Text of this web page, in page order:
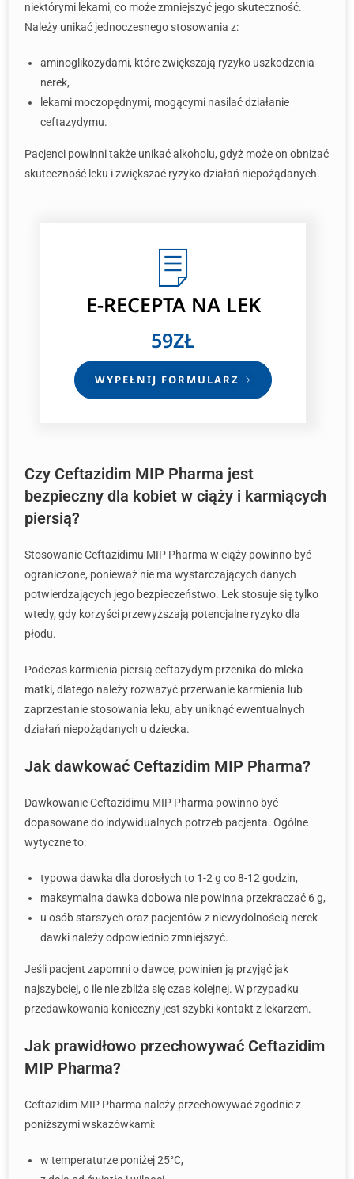
niektórymi lekami, co może zmniejszyć jego skuteczność.
Należy unikać jednoczesnego stosowania z:
aminoglikozydami, które zwiększają ryzyko uszkodzenia
nerek,
lekami moczopędnymi, mogącymi nasilać działanie
ceftazydymu.
Pacjenci powinni także unikać alkoholu, gdyż może on obniżać
skuteczność leku i zwiększać ryzyko działań niepożądanych.
E-RECEPTA NA LEK
59ZŁ
WYPEŁNIJ FORMULARZ
Czy Ceftazidim MIP Pharma jest
bezpieczny dla kobiet w ciąży i karmiących
piersią?
Stosowanie Ceftazidimu MIP Pharma w ciąży powinno być
ograniczone, ponieważ nie ma wystarczających danych
potwierdzających jego bezpieczeństwo. Lek stosuje się tylko
wtedy, gdy korzyści przewyższają potencjalne ryzyko dla
płodu.
Podczas karmienia piersią ceftazydym przenika do mleka
matki, dlatego należy rozważyć przerwanie karmienia lub
zaprzestanie stosowania leku, aby uniknąć ewentualnych
działań niepożądanych u dziecka.
Jak dawkować Ceftazidim MIP Pharma?
Dawkowanie Ceftazidimu MIP Pharma powinno być
dopasowane do indywidualnych potrzeb pacjenta. Ogólne
wytyczne to:
typowa dawka dla dorosłych to 1-2 g co 8-12 godzin,
maksymalna dawka dobowa nie powinna przekraczać 6 g,
u osób starszych oraz pacjentów z niewydolnością nerek
dawki należy odpowiednio zmniejszyć.
Jeśli pacjent zapomni o dawce, powinien ją przyjąć jak
najszybciej, o ile nie zbliża się czas kolejnej. W przypadku
przedawkowania konieczny jest szybki kontakt z lekarzem.
Jak prawidłowo przechowywać Ceftazidim
MIP Pharma?
Ceftazidim MIP Pharma należy przechowywać zgodnie z
poniższymi wskazówkami:
w temperaturze poniżej 25°C,